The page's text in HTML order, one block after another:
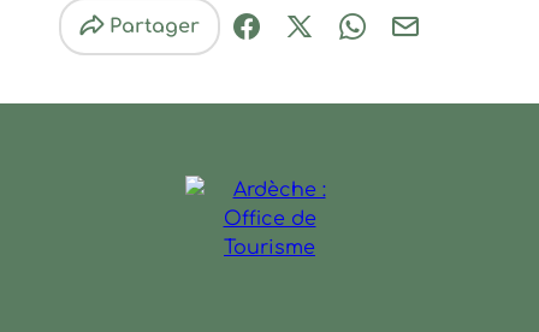
Partager
Partager sur Facebook
Partager sur X / Twitter
Partager sur
Partager par